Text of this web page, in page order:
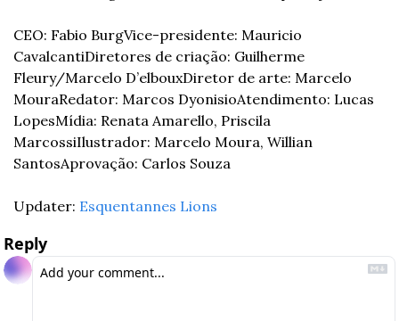
CEO: Fabio BurgVice-presidente: Mauricio
CavalcantiDiretores de criação: Guilherme
Fleury/Marcelo D’elbouxDiretor de arte: Marcelo
MouraRedator: Marcos DyonisioAtendimento: Lucas
LopesMídia: Renata Amarello, Priscila
MarcossiIlustrador: Marcelo Moura, Willian
SantosAprovação: Carlos Souza
Updater: Esquentannes Lions
Reply